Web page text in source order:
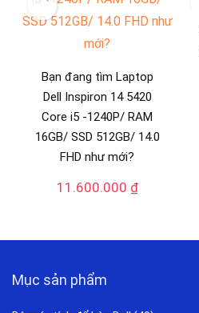
Bạn đang tìm Laptop
Dell Inspiron 14 5420
Core i5 -1240P/ RAM
16GB/ SSD 512GB/ 14.0
FHD như mới?
11.600.000 ₫
Mục sản phẩm